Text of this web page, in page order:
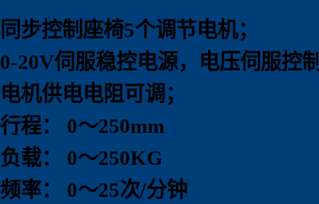
同步控制座椅5个调节电机；
0-20V伺服稳控电源，电压伺服控
电机供电电阻可调；
行程： 0～250mm
负载： 0～250KG
频率： 0～25次/分钟